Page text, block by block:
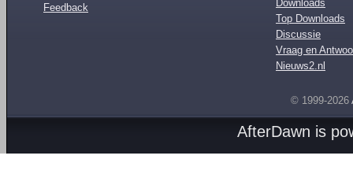
Feedback
Downloads
Top Downloads
Discussie
Vraag en
Nieuws2.nl
© 1999-2026
AfterDawn is